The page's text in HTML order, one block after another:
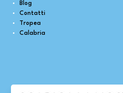
Blog
Contatti
Tropea
Calabria